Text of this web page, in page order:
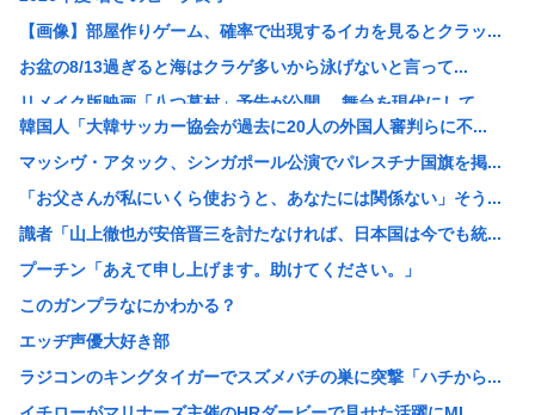
【画像】部屋作りゲーム、確率で出現するイカを見るとクラッ...
お盆の8/13過ぎると海はクラゲ多いから泳げないと言って...
リメイク版映画「八つ墓村」予告が公開、 舞台を現代にして...
【疑問】葬式←まぁわかる 四十九日←いらねぇだろ
【画像】ツレがこんなラスボスみたいな痛服で街歩くって聞か...
「蒼穹のファフナー」とかいうロボットアニメ
【画像】こういうブラに乳首ひっかけてる女の子ｗｗｗ
【画像】まんさん「貧乳だから男水着で市民プールいったら周...
【朗報】誤って脳幹を摘出された女性､重篤な植物状態だが､...
X、収益化が9/7に終わるwww
VTuberさん、祖母の「家族だけの一日葬」をした結果ｗ...
韓国人「大韓サッカー協会が過去に20人の外国人審判らに不...
マッシヴ・アタック、シンガポール公演でパレスチナ国旗を掲...
「お父さんが私にいくら使おうと、あなたには関係ない」そう...
識者「山上徹也が安倍晋三を討たなければ、日本国は今でも統...
プーチン「あえて申し上げます。助けてください。」
このガンプラなにかわかる？
エッヂ声優大好き部
ラジコンのキングタイガーでスズメバチの巣に突撃「ハチから...